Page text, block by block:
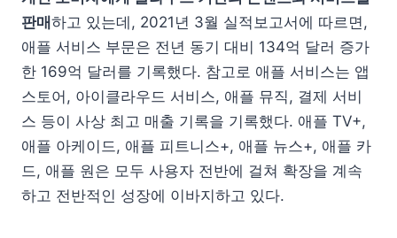
판매하고 있는데, 2021년 3월 실적보고서에 따르면,
애플 서비스 부문은 전년 동기 대비 134억 달러 증가
한 169억 달러를 기록했다. 참고로 애플 서비스는 앱
스토어, 아이클라우드 서비스, 애플 뮤직, 결제 서비
스 등이 사상 최고 매출 기록을 기록했다. 애플 TV+,
애플 아케이드, 애플 피트니스+, 애플 뉴스+, 애플 카
드, 애플 원은 모두 사용자 전반에 걸쳐 확장을 계속
하고 전반적인 성장에 이바지하고 있다.